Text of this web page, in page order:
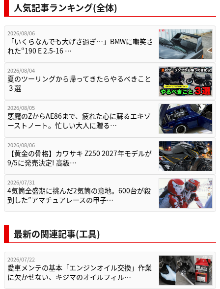
人気記事ランキング(全体)
2026/08/06
「いくらなんでも大げさ過ぎ…」BMWに嘲笑さ
れた“190 E 2.5-16 …
2026/08/04
夏のツーリングから帰ってきたらやるべきこと
３選
2026/08/05
悪魔のZからAE86まで、疲れた心に蘇るエキゾ
ーストノート。忙しい大人に贈る…
2026/08/06
【黄金の骨格】カワサキ Z250 2027年モデルが
9/5に発売決定! 高級…
2026/07/31
4気筒全盛期に挑んだ2気筒の意地。600台が殺
到した”アマチュアレースの甲子…
最新の関連記事(工具)
2026/07/22
愛車メンテの基本「エンジンオイル交換」作業
に欠かせない、キジマのオイルフィル…